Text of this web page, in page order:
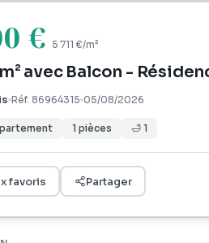
€ 5 711 €/m²
avec Balcon -
Réf. 86964315 05/08/2026
1 pièces 🛁 1
favoris Partager